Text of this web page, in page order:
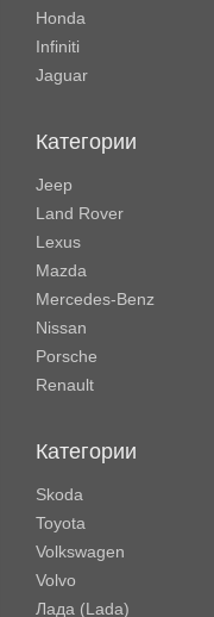
Honda
Infiniti
Jaguar
Категории
Jeep
Land Rover
Lexus
Mazda
Mercedes-Benz
Nissan
Porsche
Renault
Категории
Skoda
Toyota
Volkswagen
Volvo
Лада (Lada)